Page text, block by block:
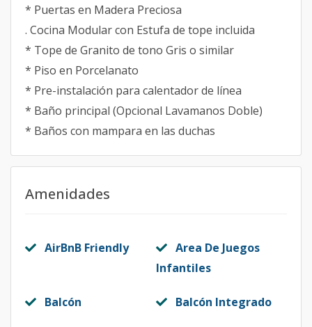
* Puertas en Madera Preciosa
. Cocina Modular con Estufa de tope incluida
* Tope de Granito de tono Gris o similar
* Piso en Porcelanato
* Pre-instalación para calentador de línea
* Baño principal (Opcional Lavamanos Doble)
* Baños con mampara en las duchas
Amenidades
AirBnB Friendly
Area De Juegos
Infantiles
Balcón Balcón Integrado